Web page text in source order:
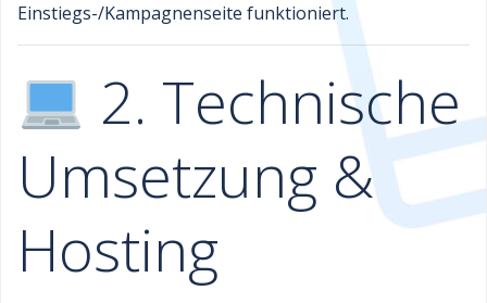
Einstiegs-/Kampagnenseite funktioniert.
2. Technische
Umsetzung &
Hosting